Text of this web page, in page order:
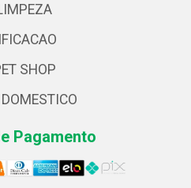
SHOP
Pagamento